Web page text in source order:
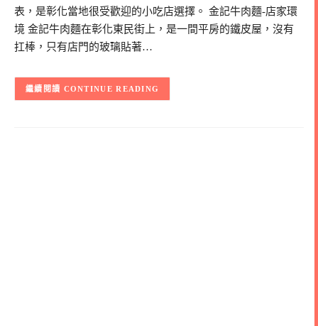
表，是彰化當地很受歡迎的小吃店選擇。 金記牛肉麵-店家環
境 金記牛肉麵在彰化東民街上，是一間平房的鐵皮屋，沒有
扛棒，只有店門的玻璃貼著…
CONTINUE READING